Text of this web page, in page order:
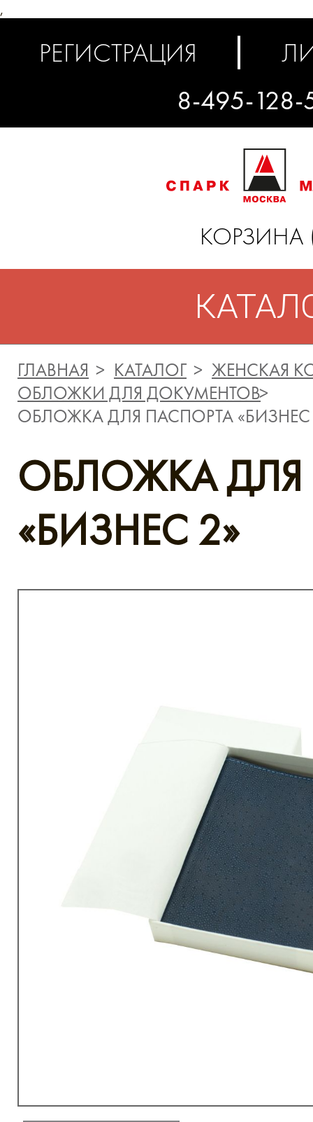
,
РЕГИСТРАЦИЯ
8-495-128-
КОРЗИНА
ГЛАВНАЯ КАТАЛОГ
ЖЕНСКАЯ
ОБЛОЖКИ ДЛЯ ДОКУМЕНТОВ
ОБЛОЖКА ДЛЯ ПАСПОРТА «БИЗНЕС
ОБЛОЖКА ДЛЯ
«БИЗНЕС 2»